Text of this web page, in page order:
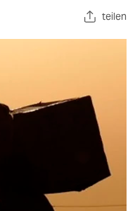
teilen